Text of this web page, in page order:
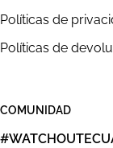
Políticas de
Políticas de
COMUNIDAD